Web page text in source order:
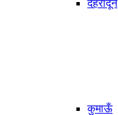
देहरादून
कुमाऊँ